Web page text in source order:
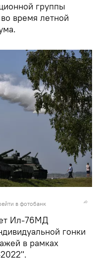
группы
время летной
в фотобанк
Ил-76МД
гонки
в рамках